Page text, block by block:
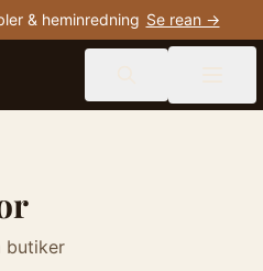
& heminredning Se rean →
butiker